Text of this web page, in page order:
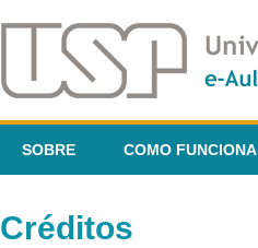
SOBRE COMO FUNCIONA
Créditos